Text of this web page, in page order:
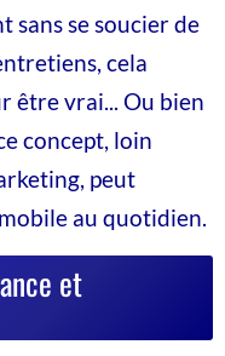
sans se soucier de
cela
être vrai... Ou bien
concept, loin
peut
au quotidien.
et